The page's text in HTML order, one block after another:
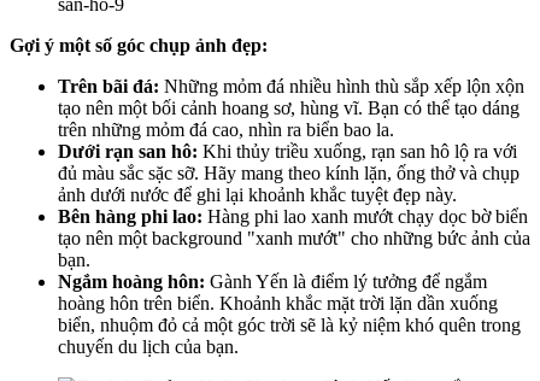
Gợi ý một số góc chụp ảnh đẹp:
Trên bãi đá: Những mỏm đá nhiều hình thù sắp xếp lộn xộn
tạo nên một bối cảnh hoang sơ, hùng vĩ. Bạn có thể tạo dáng
trên những mỏm đá cao, nhìn ra biển bao la.
Dưới rạn san hô: Khi thủy triều xuống, rạn san hô lộ ra với
đủ màu sắc sặc sỡ. Hãy mang theo kính lặn, ống thở và chụp
ảnh dưới nước để ghi lại khoảnh khắc tuyệt đẹp này.
Bên hàng phi lao: Hàng phi lao xanh mướt chạy dọc bờ biển
tạo nên một background "xanh mướt" cho những bức ảnh của
bạn.
Ngắm hoàng hôn: Gành Yến là điểm lý tưởng để ngắm
hoàng hôn trên biển. Khoảnh khắc mặt trời lặn dần xuống
biển, nhuộm đỏ cả một góc trời sẽ là kỷ niệm khó quên trong
chuyến du lịch của bạn.